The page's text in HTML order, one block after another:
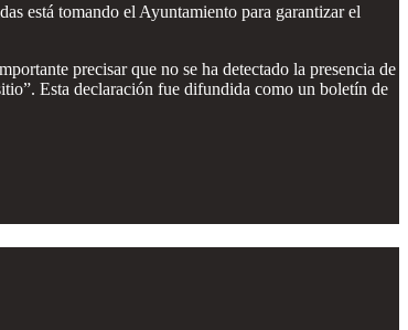
está tomando el Ayuntamiento para garantizar el
precisar que no se ha detectado la presencia de
Esta declaración fue difundida como un boletín de